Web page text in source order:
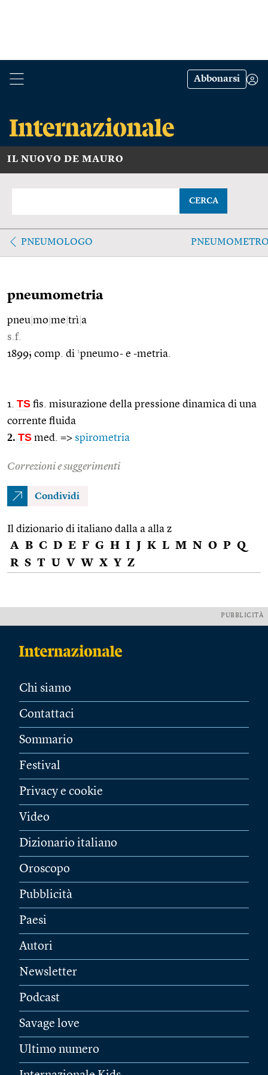
Abbonarsi
IL NUOVO DE MAURO
CERCA
PNEUMOLOGO
pneumometria
pneu mo me trì a
s.f.
1899; comp. di 1pneumo- e -metria.
1. TS fis. misurazione della pressione dinamica di una
corrente fluida
2. TS med. => spirometria
Correzioni e suggerimenti
Condividi
Il dizionario di italiano dalla a alla z
A B C D E F G H I J K L M N O P Q
R S T U V W X Y Z
PUBBLICITÀ
Chi siamo
Contattaci
Sommario
Festival
Privacy e cookie
Video
Dizionario italiano
Oroscopo
Pubblicità
Paesi
Autori
Newsletter
Podcast
Savage love
Ultimo numero